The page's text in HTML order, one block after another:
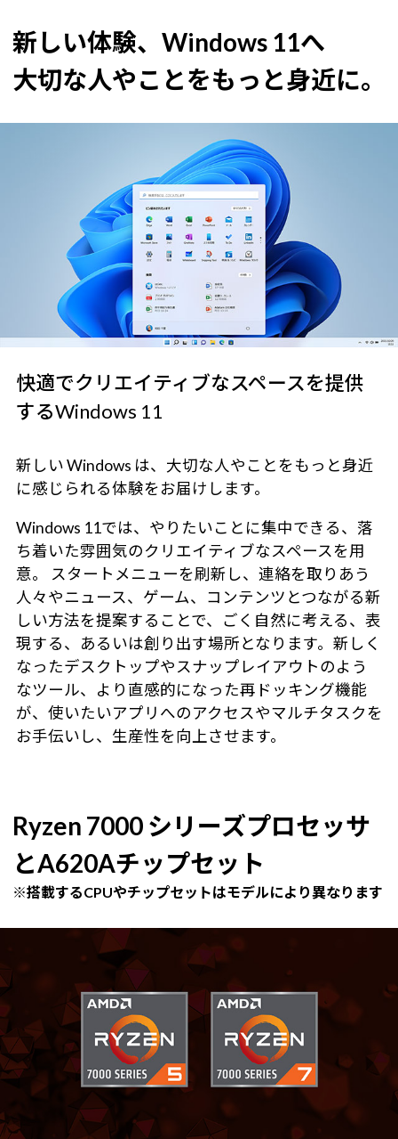
新しい体験、Windows 11へ
大切な人やことをもっと身近に。
快適でクリエイティブなスペースを提供
するWindows 11
新しい Windows は、大切な人やことをもっと身近
に感じられる体験をお届けします。
Windows 11では、やりたいことに集中できる、落
ち着いた雰囲気のクリエイティブなスペースを用
意。 スタートメニューを刷新し、連絡を取りあう
人々やニュース、ゲーム、コンテンツとつながる新
しい方法を提案することで、ごく自然に考える、表
現する、あるいは創り出す場所となります。新しく
なったデスクトップやスナップレイアウトのよう
なツール、より直感的になった再ドッキング機能
が、使いたいアプリへのアクセスやマルチタスクを
お手伝いし、生産性を向上させます。
Ryzen 7000 シリーズプロセッサ
とA620Aチップセット
※搭載するCPUやチップセットはモデルにより異なります